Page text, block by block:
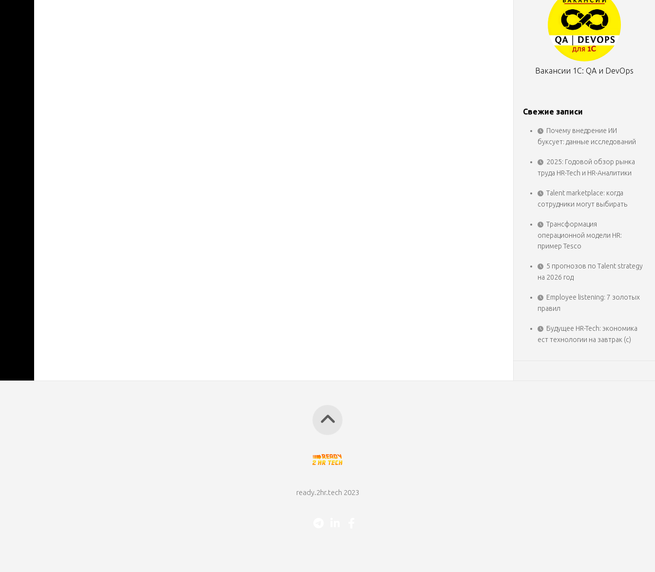
Вакансии 1С: QA и DevOps
Свежие записи
Почему внедрение ИИ
буксует: данные исследований
2025: Годовой обзор рынка
труда HR-Tech и HR-Аналитики
Talent marketplace: когда
сотрудники могут выбирать
Трансформация
операционной модели HR:
пример Tesco
5 прогнозов по Talent strategy
на 2026 год
Employee listening: 7 золотых
правил
Будущее HR-Tech: экономика
ест технологии на завтрак (с)
ready.2hr.tech 2023